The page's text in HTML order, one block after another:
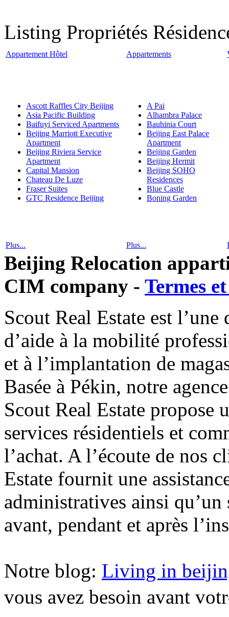
Listing Propriétés
Appartement Hôtel Appartements
Ascott Raffles City Beijing
Asia Pacific Building
Baifuyi Serviced Apartments
Beijing Marriott Executive
Apartment
Beijing Riviera Service
Apartment
Capital Mansion
Chateau De Luze
Fraser Suites
GTC Residence Beijing
A Pai
Alhambra Palace
Bauhinia Court
Beijing East Palace
Apartment
Beijing Garden
Beijing Hermit
Beijing SOHO
Residences
Blue Castle
Boning Garden
Plus... Plus...
Beijing Relocation
CIM company - Termes
Scout Real Estate est l’une
d’aide à la mobilité
et à l’implantation de
Basée à Pékin, notre
Scout Real Estate propose
services résidentiels et
l’achat. A l’écoute de nos
Estate fournit une
administratives ainsi
avant, pendant et après
Notre blog: Living in
vous avez besoin avant